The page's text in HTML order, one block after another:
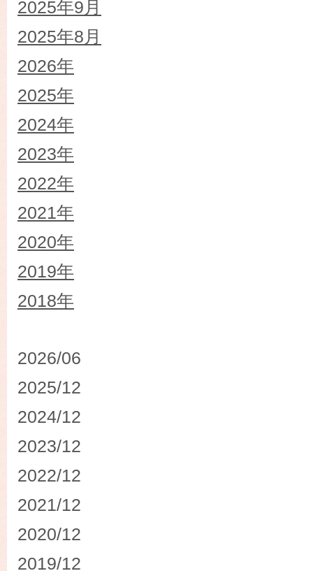
2025年9月
2025年8月
2026年
2025年
2024年
2023年
2022年
2021年
2020年
2019年
2018年
2026/06
2025/12
2024/12
2023/12
2022/12
2021/12
2020/12
2019/12